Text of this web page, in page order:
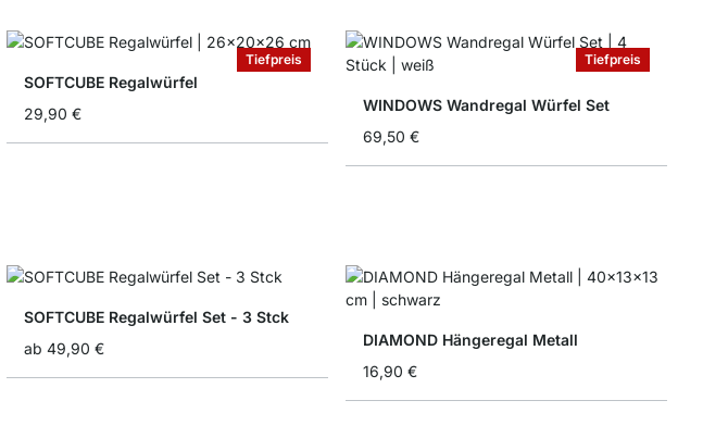
Tiefpreis
SOFTCUBE Regalwürfel
29,90 €
Tiefpreis
WINDOWS Wandregal Würfel Set
69,50 €
SOFTCUBE Regalwürfel Set - 3 Stck
ab 49,90 €
DIAMOND Hängeregal Metall
16,90 €